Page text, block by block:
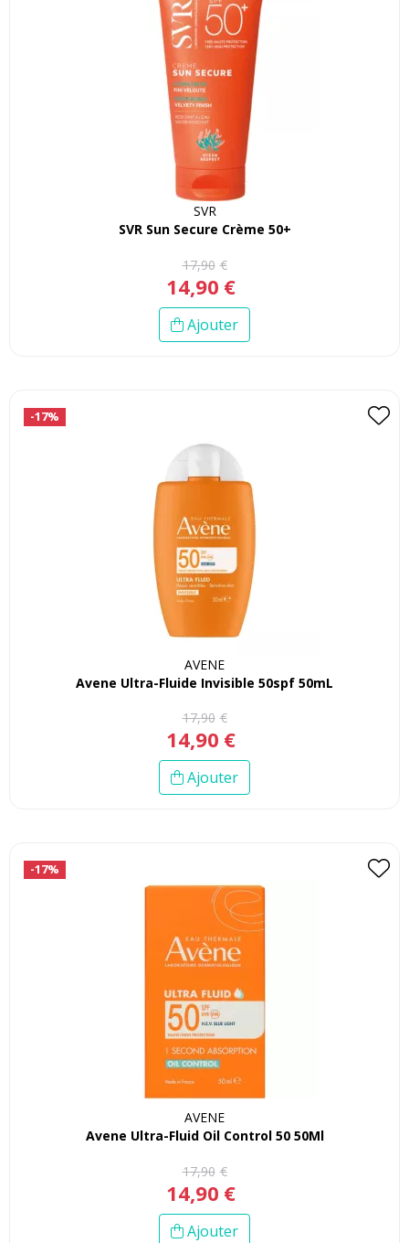
SVR
SVR Sun Secure Crème 50+
17,90 €
14,90 €
Ajouter
-17%
AVENE
Avene Ultra-Fluide Invisible 50spf 50mL
17,90 €
14,90 €
Ajouter
-17%
AVENE
Avene Ultra-Fluid Oil Control 50 50Ml
17,90 €
14,90 €
Ajouter